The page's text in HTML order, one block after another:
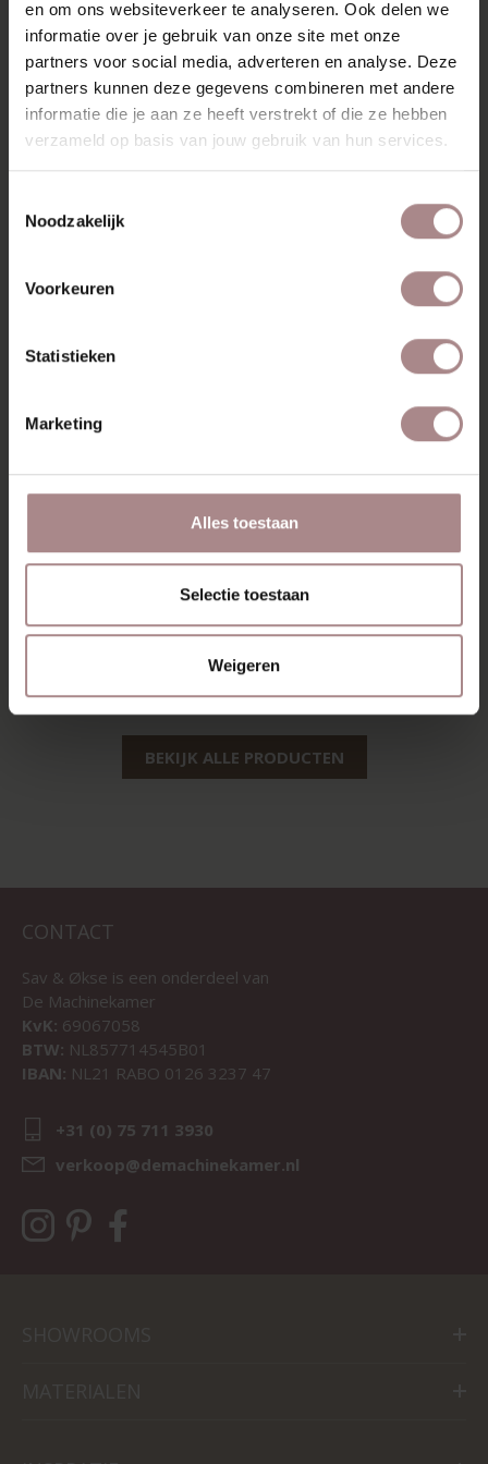
en om ons websiteverkeer te analyseren. Ook delen we
informatie over je gebruik van onze site met onze
partners voor social media, adverteren en analyse. Deze
partners kunnen deze gegevens combineren met andere
informatie die je aan ze heeft verstrekt of die ze hebben
verzameld op basis van jouw gebruik van hun services.
Noodzakelijk
Voorkeuren
Statistieken
Marketing
Alles toestaan
Selectie toestaan
Weigeren
AFMETINGEN & HANDLEIDING
ZAKELIJK
MISSCHIEN VIND JE DIT
RIKKE | EIKEN
WHITEWASH
€ 1.115,00
EETTAFELBANK |
EIKEN WHITEWASH
VANAF€ 615,00
BEKIJK ALLE PRODUCTEN
CONTACT
Sav & Økse is een onderdeel van
De Machinekamer
KvK: 69067058
BTW: NL857714545B01
IBAN: NL21 RABO 0126 3237 47
+31 (0) 75 711 3930
verkoop@demachinekamer.nl